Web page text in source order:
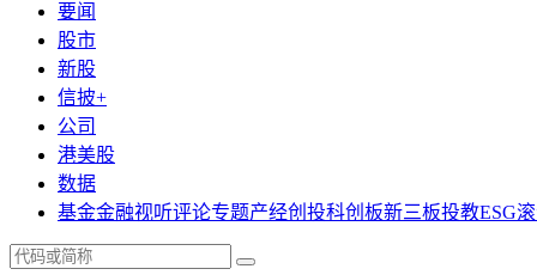
要闻
股市
新股
信披+
公司
港美股
数据
基金金融视听评论专题产经创投科创板新三板投教ESG